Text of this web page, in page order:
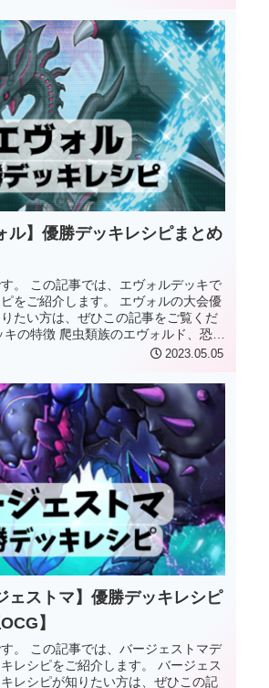
ル】優勝デッキレシピまとめ
。 この記事では、エヴォルデッキで
をご紹介します。 エヴォルの大会優
たい方は、ぜひこの記事をご覧くだ
の特徴 爬虫類族のエヴォルド、恐竜
2023.05.05
ェストマ】優勝デッキレシピ
】
。 この記事では、バージェストマデ
レシピをご紹介します。 バージェス
レシピが知りたい方は、ぜひこの記